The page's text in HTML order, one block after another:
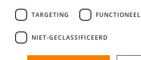
login
Bedrijf aanmelden
TARGETING FUNCTIONEEL
NIET-GECLASSIFICEERD